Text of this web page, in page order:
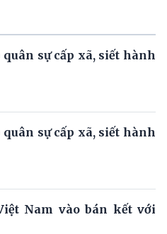
sự cấp xã, siết hành
sự cấp xã, siết hành
Nam vào bán kết với